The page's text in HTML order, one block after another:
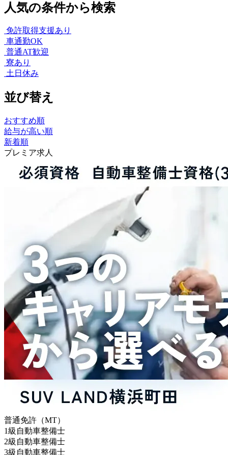
人気の条件から検索
免許取得支援あり
車通勤OK
普通AT歓迎
寮あり
土日休み
並び替え
おすすめ順
給与が高い順
新着順
プレミア求人
普通免許（MT）
1級自動車整備士
2級自動車整備士
3級自動車整備士